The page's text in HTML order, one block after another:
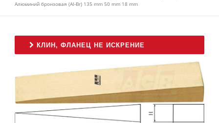
Алюминий бронзовая (Al-Br) 135 mm 50 mm 18 mm
КЛИН, ФЛАНЕЦ НЕ ИСКРЕНИЕ